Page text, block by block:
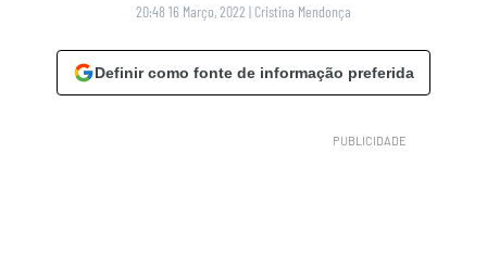
20:48 16 Março, 2022 | Cristina Mendonça
Definir como fonte de informação preferida